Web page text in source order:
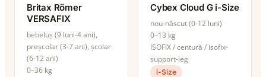
Britax Römer
VERSAFIX
bebeluș (9 luni-4 ani),
preșcolar (3-7 ani), școlar
(6-12 ani)
0–36 kg
Cybex Cloud G i-Size
nou-născut (0-12 luni)
0–13 kg
ISOFIX / centură / isofix-
support-leg
i-Size